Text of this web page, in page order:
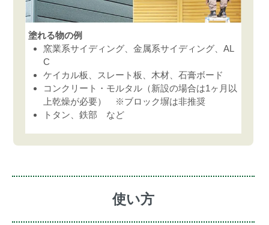
塗れる物の例
窯業系サイディング、金属系サイディング、AL
C
ケイカル板、スレート板、木材、石膏ボード
コンクリート・モルタル（新設の場合は1ヶ月以
上乾燥が必要） ※ブロック塀は非推奨
トタン、鉄部 など
使い方